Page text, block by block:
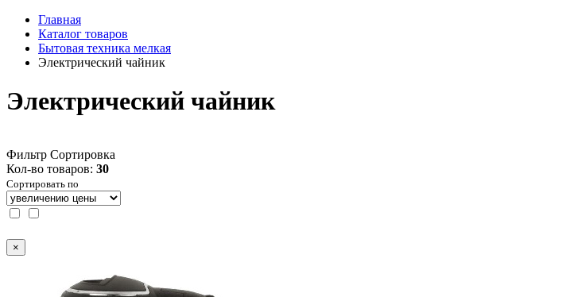
Главная
Каталог товаров
Бытовая техника мелкая
Электрический чайник
Электрический чайник
Фильтр Сортировка
Кол-во товаров: 30
Сортировать по
×